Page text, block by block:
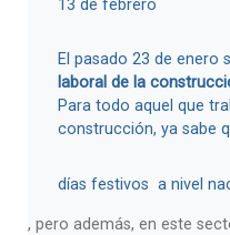
13 de febrero
El pasado 23 de enero
laboral de la
Para todo aquel que
construcción, ya sabe
días festivos a nivel
, pero además, en este